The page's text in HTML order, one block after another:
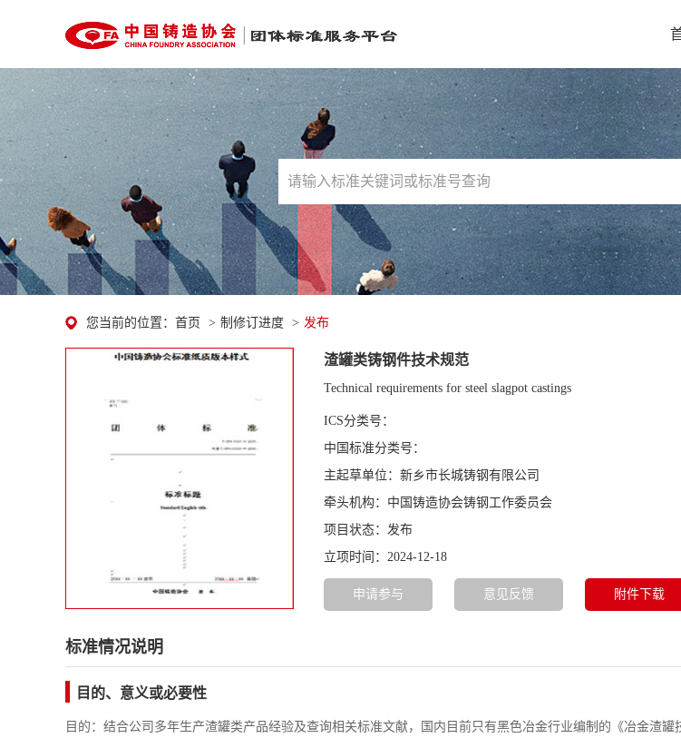
您当前的位置： 首页 > 制修订进度 > 发布
渣罐类铸钢件技术规范
Technical requirements for steel slagpot castings
ICS分类号：
中国标准分类号：
主起草单位：新乡市长城铸钢有限公司
牵头机构：中国铸造协会铸钢工作委员会
项目状态：发布
立项时间：2024-12-18
申请参与 意见反馈 附件下载
标准情况说明
目的、意义或必要性
目的：结合公司多年生产渣罐类产品经验及查询相关标准文献，国内目前只有黑色冶金行业编制的《冶金渣